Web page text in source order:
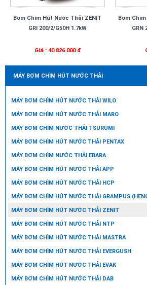
Bơm Chìm Hút Nước Thải ZENIT
GRI 200/2/G50H 1.7kW
Giá : 40.826.000 đ
Bơm
GRN
MÁY BƠM CHÌM HÚT NƯỚC THẢI
MÁY BƠM CHÌM HÚT NƯỚC THẢI WILO
MÁY BƠM CHÌM HÚT NƯỚC THẢI MARO
MÁY BƠM CHÌM NƯỚC THẢI TSURUMI
MÁY BƠM CHÌM HÚT NƯỚC THẢI PENTAX
MÁY BƠM CHÌM NƯỚC THẢI EBARA
MÁY BƠM CHÌM HÚT NƯỚC THẢI APP
MÁY BƠM CHÌM HÚT NƯỚC THẢI HCP
MÁY BƠM CHÌM HÚT NƯỚC THẢI GRAMPUS
MÁY BƠM CHÌM HÚT NƯỚC THẢI ZENIT
MÁY BƠM CHÌM HÚT NƯỚC THẢI NTP
MÁY BƠM CHÌM HÚT NƯỚC THẢI MASTRA
MÁY BƠM CHÌM HÚT NƯỚC THẢI EVERGUSH
MÁY BƠM CHÌM HÚT NƯỚC THẢI EVAK
MÁY BƠM CHÌM HÚT NƯỚC THẢI DAB